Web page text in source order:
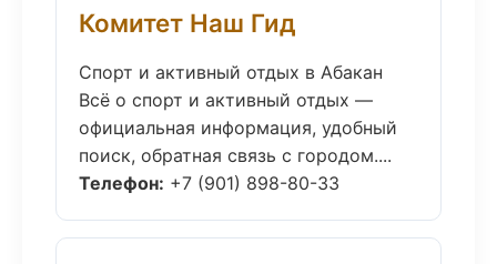
Комитет Наш Гид
Спорт и активный отдых в Абакан
Всё о спорт и активный отдых —
официальная информация, удобный
поиск, обратная связь с городом....
Телефон: +7 (901) 898-80-33